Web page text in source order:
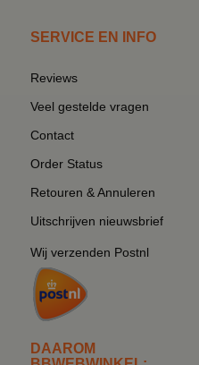
SERVICE EN INFO
Reviews
Veel gestelde vragen
Contact
Order Status
Retouren & Annuleren
Uitschrijven nieuwsbrief
Wij verzenden Postnl
DAAROM